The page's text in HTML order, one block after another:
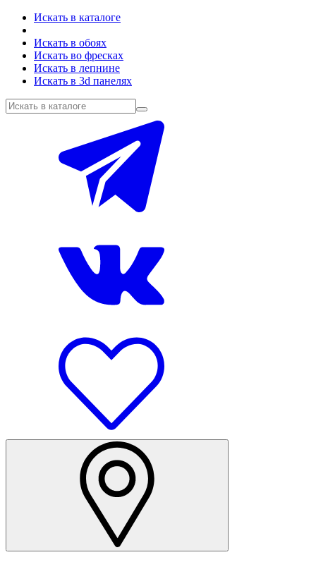
Искать в каталоге
Искать в обоях
Искать во фресках
Искать в лепнине
Искать в 3d панелях